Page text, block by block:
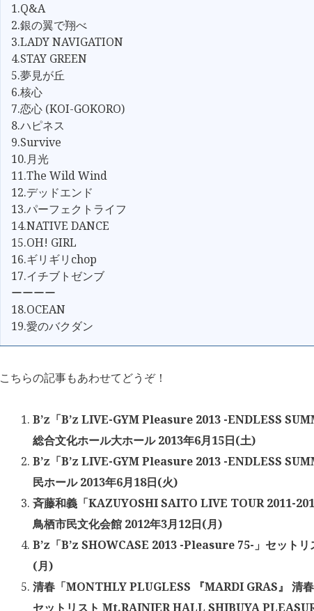
1.Q&A
2.銀の翼で翔べ
3.LADY NAVIGATION
4.STAY GREEN
5.夢見が丘
6.核心
7.恋心 (KOI-GOKORO)
8.ハピネス
9.Survive
10.月光
11.The Wild Wind
12.デッドエンド
13.パーフェクトライフ
14.NATIVE DANCE
15.OH! GIRL
16.ギリギリchop
17.イチブトゼンブ
ーーーー
18.OCEAN
19.愛のバクダン
こちらの記事もあわせてどうぞ！
B’z「B’z LIVE-GYM Pleasure 2013 -ENDLESS
総合文化ホール大ホール 2013年6月15日(土)
B’z「B’z LIVE-GYM Pleasure 2013 -ENDLESS
民ホール 2013年6月18日(火)
斉藤和義「KAZUYOSHI SAITO LIVE TOUR 2011-
鳥栖市民文化会館 2012年3月12日(月)
B’z「B’z SHOWCASE 2013 -Pleasure 75-」セットリ
(月)
清春「MONTHLY PLUGLESS 『MARDI GRAS』 清
セットリスト Mt.RAINIER HALL SHIBUYA